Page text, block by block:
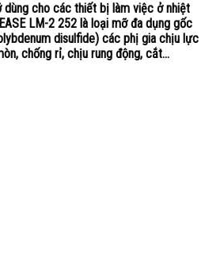
dùng cho các thiết bị làm việc ở nhiệt
LM-2 252 là loại mỡ đa dụng gốc
disulfide) các phị gia chịu lực
chống rỉ, chịu rung động, cắt...